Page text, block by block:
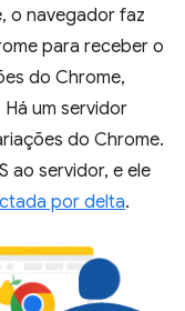
o navegador faz
para receber o
do Chrome,
um servidor
do Chrome.
ao servidor, e ele
por delta.